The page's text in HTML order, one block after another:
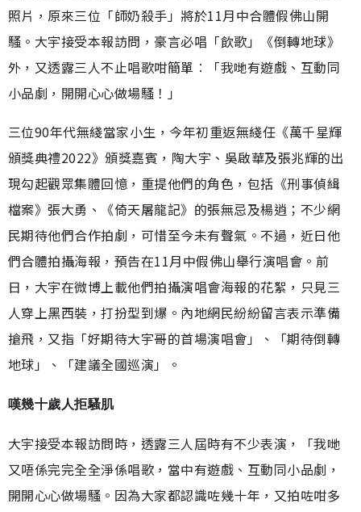
照片，原來三位「師奶殺手」將於11月中合體假佛山開
騷。大宇接受本報訪問，豪言必唱「飲歌」《倒轉地球》
外，又透露三人不止唱歌咁簡單︰「我哋有遊戲、互動同
小品劇，開開心心做場騷！」
三位90年代無綫當家小生，今年初重返無綫任《萬千星輝
頒獎典禮2022》頒獎嘉賓，陶大宇、吳啟華及張兆輝的出
現勾起觀眾集體回憶，重提他們的角色，包括《刑事偵緝
檔案》張大勇、《倚天屠龍記》的張無忌及楊逍；不少網
民期待他們合作拍劇，可惜至今未有聲氣。不過，近日他
們合體拍攝海報，預告在11月中假佛山舉行演唱會。前
日，大宇在微博上載他們拍攝演唱會海報的花絮，只見三
人穿上黑西裝，打扮型到爆。內地網民紛紛留言表示準備
搶飛，又指「好期待大宇哥的首場演唱會」、「期待倒轉
地球」、「建議全國巡演」。
嘆幾十歲人拒騷肌
大宇接受本報訪問時，透露三人屆時有不少表演，「我哋
又唔係完完全全淨係唱歌，當中有遊戲、互動同小品劇，
開開心心做場騷。因為大家都認識咗幾十年，又拍咗咁多